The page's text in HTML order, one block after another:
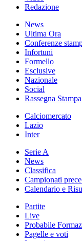
Redazione
News
Ultima Ora
Conferenze
Infortuni
Formello
Esclusive
Nazionale
Social
Rassegna Stampa
Calciomercato
Lazio
Inter
Serie A
News
Classifica
Campionati
Calendario e
Partite
Live
Probabile
Pagelle e voti